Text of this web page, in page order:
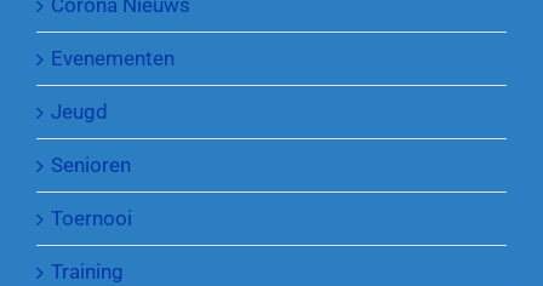
Corona Nieuws
Evenementen
Jeugd
Senioren
Toernooi
Training